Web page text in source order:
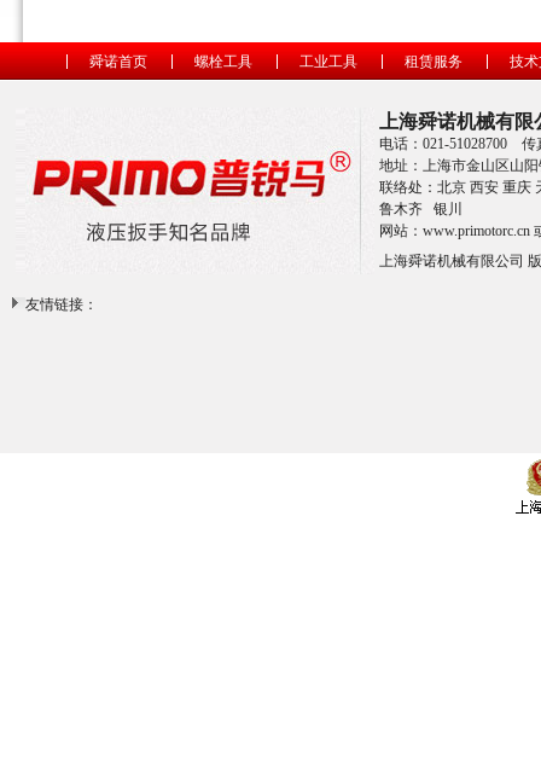
舜诺首页 螺栓工具 工业工具 租赁服务 技
上海舜诺机械有限
电话：021-51028700
地址：上海市金山区山
联络处：北京 西安 重庆
鲁木齐 银川
网站： www.primotorc.cn
上海舜诺机械有限公司
友情链接：